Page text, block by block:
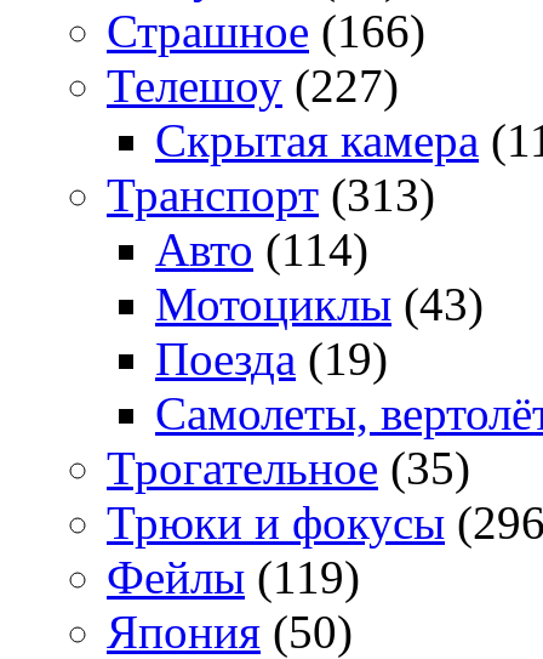
Страшное (166)
Телешоу (227)
Скрытая камера
Транспорт (313)
Авто (114)
Мотоциклы (43)
Поезда (19)
Самолеты,
Трогательное (35)
Трюки и фокусы
Фейлы (119)
Япония (50)